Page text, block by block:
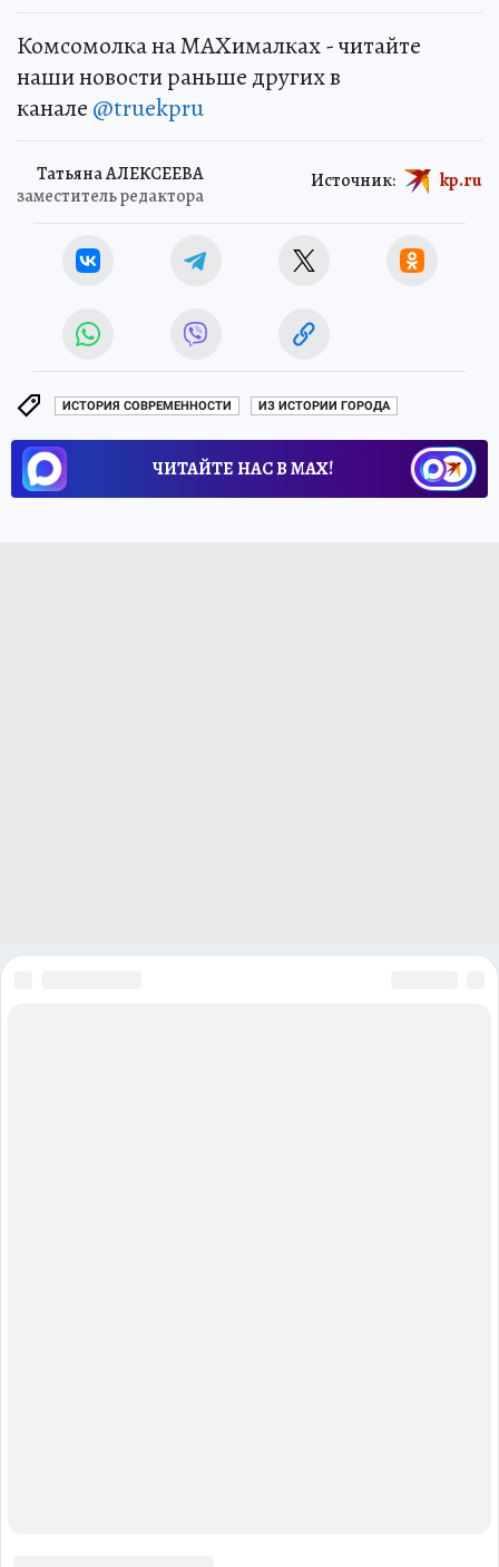
Комсомолка на MAXималках - читайте
наши новости раньше других в
канале @truekpru
Татьяна АЛЕКСЕЕВА
заместитель редактора
Источник: kp.ru
ИСТОРИЯ СОВРЕМЕННОСТИ ИЗ ИСТОРИИ ГОРОДА
ЧИТАЙТЕ НАС В МАХ!